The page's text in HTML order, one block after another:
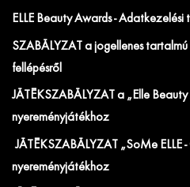
ELLE Beauty Awards -
SZABÁLYZAT a jogellenes
fellépésről
JÁTÉKSZABÁLYZAT a „Elle
nyereményjátékhoz
JÁTÉKSZABÁLYZAT „SoMe ELLE
nyereményjátékhoz